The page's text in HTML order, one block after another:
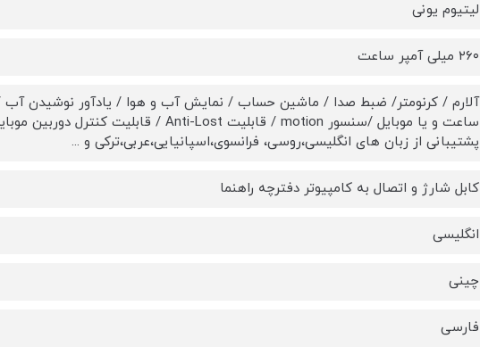
لیتیوم یونی
۲۶۰ میلی آمپر ساعت
آلارم / کرنومتر/ ضبط صدا / ماشین حساب / نمایش آب و هوا / یادآور نوشیدن
پشتیبانی از زبان های انگلیسی،روسی، فرانسوی،اسپانیایی،عربی،ترکی و ...
کابل شارژ و اتصال به کامپیوتر دفترچه راهنما
انگلیسی
چینی
فارسی